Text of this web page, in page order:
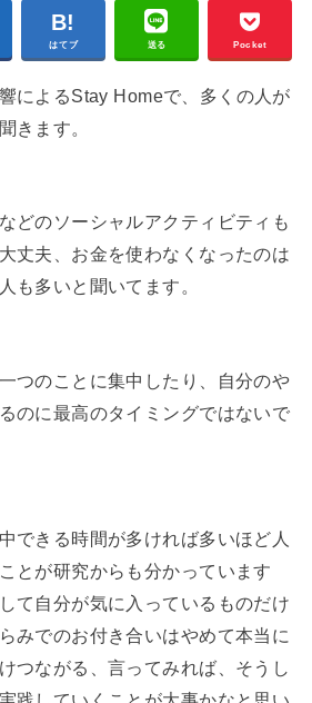
はてブ 送る Pocket
によるStay Homeで、多くの人が
きます。
どのソーシャルアクティビティも
丈夫、お金を使わなくなったのは
も多いと聞いてます。
つのことに集中したり、自分のや
のに最高のタイミングではないで
できる時間が多ければ多いほど人
とが研究からも分かっています
て自分が気に入っているものだけ
みでのお付き合いはやめて本当に
つながる、言ってみれば、そうし